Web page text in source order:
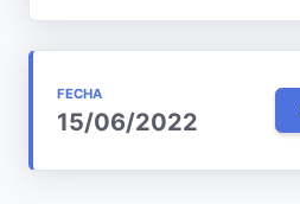
FECHA
15/06/2022